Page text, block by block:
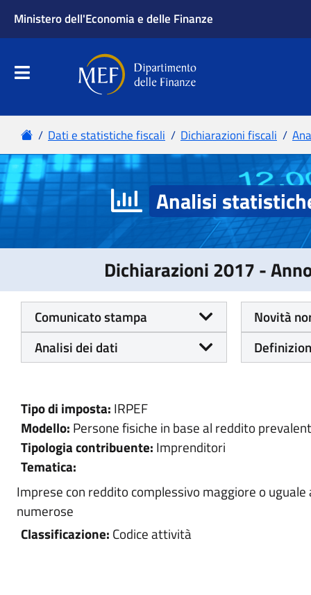
Analisi
Dichiarazioni 2017 -
Comunicato stampa
Novità
Analisi dei dati
Tipo di imposta: IRPEF
Modello: Persone fisiche in base al reddito
Tipologia contribuente: Imprenditori
Tematica:
Imprese con reddito complessivo maggiore o
numerose
Classificazione: Codice attività